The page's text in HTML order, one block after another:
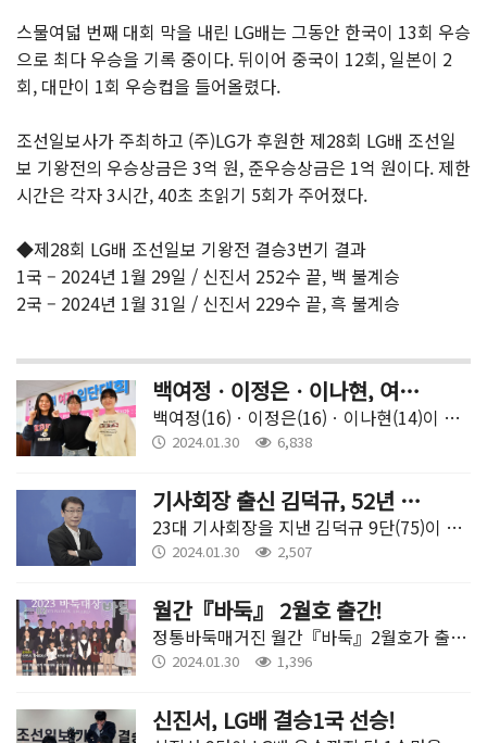
스물여덟 번째 대회 막을 내린 LG배는 그동안 한국이 13회 우승
으로 최다 우승을 기록 중이다. 뒤이어 중국이 12회, 일본이 2
회, 대만이 1회 우승컵을 들어올렸다.
조선일보사가 주최하고 (주)LG가 후원한 제28회 LG배 조선일
보 기왕전의 우승상금은 3억 원, 준우승상금은 1억 원이다. 제한
시간은 각자 3시간, 40초 초읽기 5회가 주어졌다.
◆제28회 LG배 조선일보 기왕전 결승3번기 결과
1국 – 2024년 1월 29일 / 신진서 252수 끝, 백 불계승
2국 – 2024년 1월 31일 / 신진서 229수 끝, 흑 불계승
백여정ㆍ이정은ㆍ이나현, 여자입단대회 통과!
백여정(16)ㆍ이정은(16)ㆍ이나현(14)이 제61회 여자입단대회를 통과했다.
2024.01.30 6,838
기사회장 출신 김덕규, 52년 기사생활 마감
23대 기사회장을 지낸 김덕규 9단(75)이 52년 5개월의 전문기사 생활을 마감했다. 1949년 인천에서 태어난 김덕규 9단은 1971년 제34회 입단대회를 통해 프로에 입문했다. 국수전, 대왕전, 패왕전 등 국내대회 본선에서 성적을 내며 2015년 입신(9단 별칭)에 올랐다.
2024.01.30 2,507
월간『바둑』 2월호 출간!
정통바둑매거진 월간『바둑』2월호가 출간됐다.
2024.01.30 1,396
신진서, LG배 결승1국 선승!